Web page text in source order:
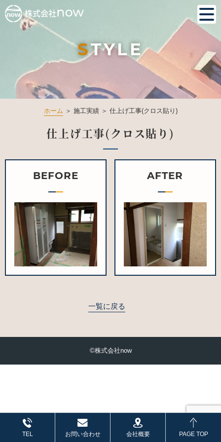
STYLE
ホーム ＞ 施工実績 ＞ 仕上げ工事(クロス貼り)
仕上げ工事(クロス貼り)
BEFORE AFTER
一覧に戻る
TEL お問い合わせ 会社概要 PAGE TOP
©株式会社now